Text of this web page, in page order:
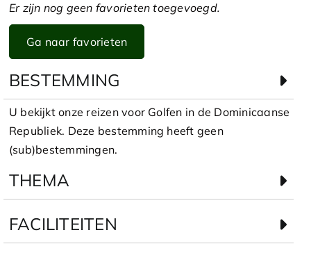
Er zijn nog geen favorieten toegevoegd.
Ga naar favorieten
BESTEMMING
U bekijkt onze reizen voor Golfen in de Dominicaanse
Republiek. Deze bestemming heeft geen
(sub)bestemmingen.
THEMA
FACILITEITEN